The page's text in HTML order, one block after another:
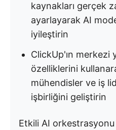
kaynakları gerçek
ayarlayarak AI
iyileştirin
ClickUp'ın merkezi
özelliklerini
mühendisler ve iş
işbirliğini geliştirin
Etkili AI